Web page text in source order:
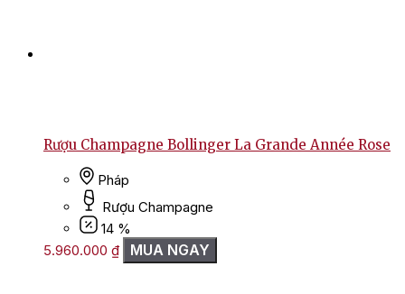
Rượu Champagne Bollinger La Grande Année Rose
Pháp
Rượu Champagne
14 %
5.960.000 ₫ MUA NGAY